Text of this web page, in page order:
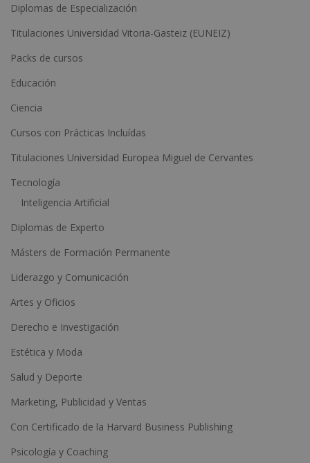
e
r
n
i
v
e
Diplomas de Especialización
Titulaciones Universidad Vitoria-Gasteiz (EUNEIZ)
Packs de cursos
Educación
Ciencia
Cursos con Prácticas Incluídas
Titulaciones Universidad Europea Miguel de Cervantes
Tecnología
Inteligencia Artificial
Diplomas de Experto
Másters de Formación Permanente
Liderazgo y Comunicación
Artes y Oficios
Derecho e Investigación
Estética y Moda
Salud y Deporte
Marketing, Publicidad y Ventas
Con Certificado de la Harvard Business Publishing
Psicología y Coaching